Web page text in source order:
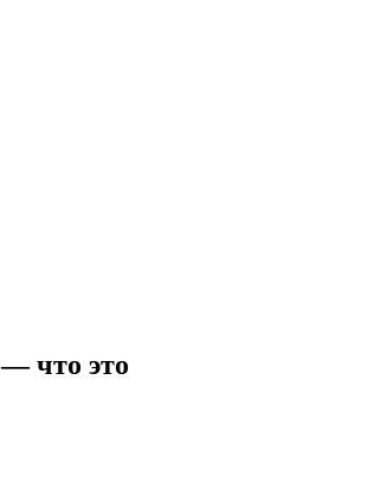
что это